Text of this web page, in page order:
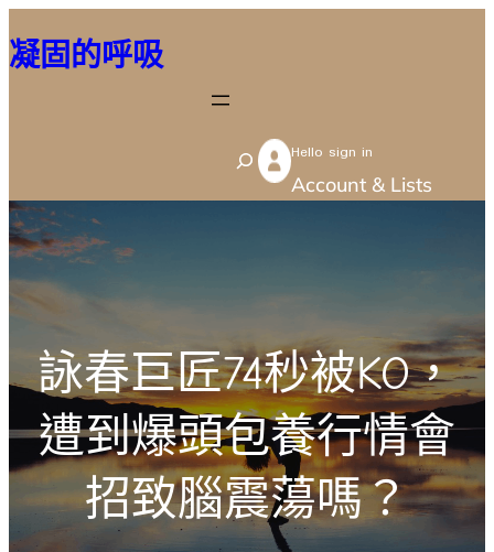
至
容
凝固的呼吸
S
e
Hello sign in
Account & Lists
詠春巨匠74秒被KO，
遭到爆頭包養行情會
招致腦震蕩嗎？